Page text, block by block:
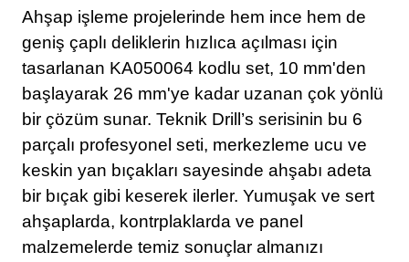
Ahşap işleme projelerinde hem ince hem de
geniş çaplı deliklerin hızlıca açılması için
tasarlanan KA050064 kodlu set, 10 mm'den
başlayarak 26 mm'ye kadar uzanan çok yönlü
bir çözüm sunar. Teknik Drill’s serisinin bu 6
parçalı profesyonel seti, merkezleme ucu ve
keskin yan bıçakları sayesinde ahşabı adeta
bir bıçak gibi keserek ilerler. Yumuşak ve sert
ahşaplarda, kontrplaklarda ve panel
malzemelerde temiz sonuçlar almanızı